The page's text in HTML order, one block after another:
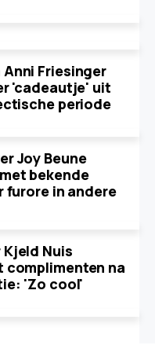
Friesinger
'cadeautje' uit
periode
Joy Beune
bekende
furore in andere
Nuis
complimenten na
'Zo cool'